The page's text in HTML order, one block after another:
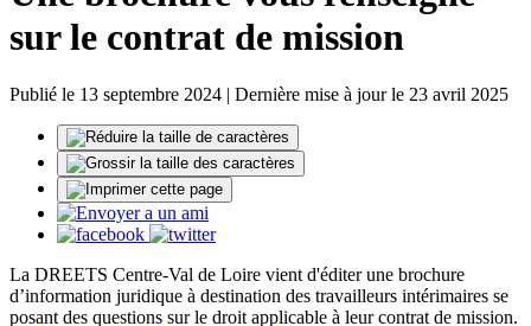
sur le contrat de mission
Publié le 13 septembre 2024 | Dernière mise à jour le 23 avril 2025
La DREETS Centre-Val de Loire vient d'éditer une brochure
d’information juridique à destination des travailleurs intérimaires se
posant des questions sur le droit applicable à leur contrat de mission.